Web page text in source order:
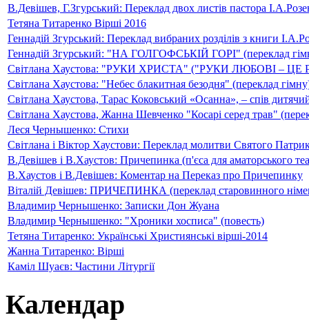
В.Девішев, Г.Згурський: Переклад двох листів пастора
Тетяна Титаренко Вірші 2016
Геннадій Згурський: Переклад вибраних розділів з книги
Геннадій Згурський: "НА ГОЛГОФСЬКІЙ ГОРІ" (переклад
Світлана Хаустова: "РУКИ ХРИСТА" ("РУКИ ЛЮБОВІ – ЦЕ
Світлана Хаустова: "Небес блакитная безодня" (переклад
Світлана Хаустова, Тарас Коковський «Осанна», – спів
Світлана Хаустова, Жанна Шевченко "Косарі серед трав"
Леся Чернышенко: Стихи
Світлана і Віктор Хаустови: Переклад молитви Святого
В.Девішев і В.Хаустов: Причепинка (п'єса для аматорського
В.Хаустов і В.Девішев: Коментар на Переказ про Причепинку
Віталій Девішев: ПРИЧЕПИНКА (переклад старовинного
Владимир Чернышенко: Записки Дон Жуана
Владимир Чернышенко: "Хроники хосписа" (повесть)
Тетяна Титаренко: Українські Християнські вірші-2014
Жанна Титаренко: Вірші
Каміл Шуаєв: Частини Літургії
Календар